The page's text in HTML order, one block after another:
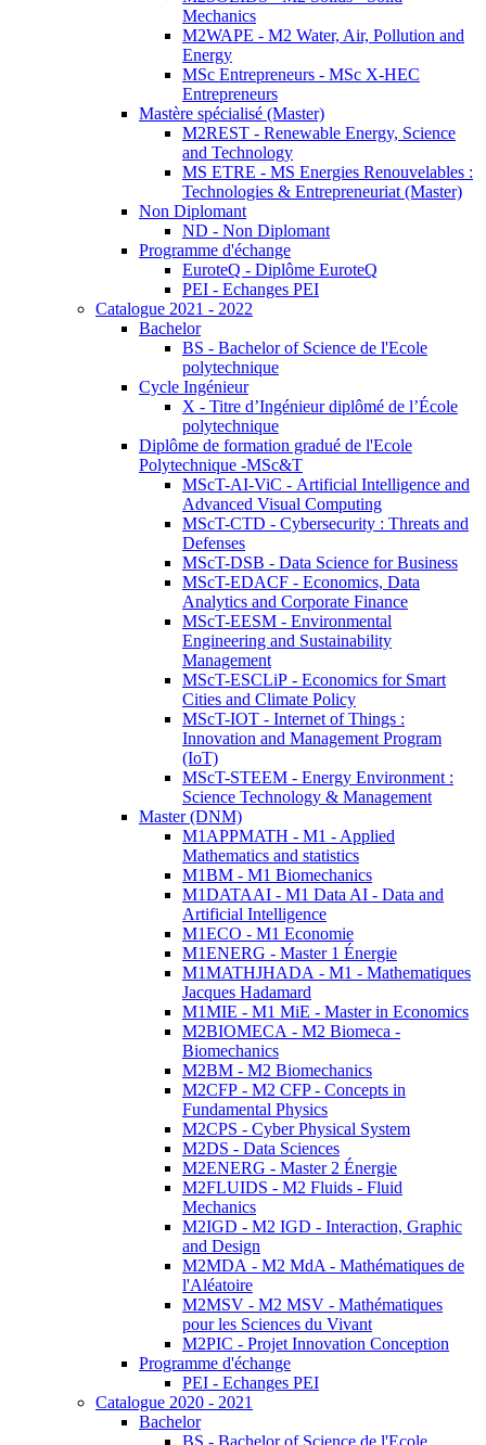
Mechanics
M2WAPE - M2 Water, Air, Pollution and
Energy
MSc Entrepreneurs - MSc X-HEC
Entrepreneurs
Mastère spécialisé (Master)
M2REST - Renewable Energy, Science
and Technology
MS ETRE - MS Energies Renouvelables :
Technologies & Entrepreneuriat (Master)
Non Diplomant
ND - Non Diplomant
Programme d'échange
EuroteQ - Diplôme EuroteQ
PEI - Echanges PEI
Catalogue 2021 - 2022
Bachelor
BS - Bachelor of Science de l'Ecole
polytechnique
Cycle Ingénieur
X - Titre d’Ingénieur diplômé de l’École
polytechnique
Diplôme de formation gradué de l'Ecole
Polytechnique -MSc&T
MScT-AI-ViC - Artificial Intelligence and
Advanced Visual Computing
MScT-CTD - Cybersecurity : Threats and
Defenses
MScT-DSB - Data Science for Business
MScT-EDACF - Economics, Data
Analytics and Corporate Finance
MScT-EESM - Environmental
Engineering and Sustainability
Management
MScT-ESCLiP - Economics for Smart
Cities and Climate Policy
MScT-IOT - Internet of Things :
Innovation and Management Program
(IoT)
MScT-STEEM - Energy Environment :
Science Technology & Management
Master (DNM)
M1APPMATH - M1 - Applied
Mathematics and statistics
M1BM - M1 Biomechanics
M1DATAAI - M1 Data AI - Data and
Artificial Intelligence
M1ECO - M1 Economie
M1ENERG - Master 1 Énergie
M1MATHJHADA - M1 - Mathematiques
Jacques Hadamard
M1MIE - M1 MiE - Master in Economics
M2BIOMECA - M2 Biomeca -
Biomechanics
M2BM - M2 Biomechanics
M2CFP - M2 CFP - Concepts in
Fundamental Physics
M2CPS - Cyber Physical System
M2DS - Data Sciences
M2ENERG - Master 2 Énergie
M2FLUIDS - M2 Fluids - Fluid
Mechanics
M2IGD - M2 IGD - Interaction, Graphic
and Design
M2MDA - M2 MdA - Mathématiques de
l'Aléatoire
M2MSV - M2 MSV - Mathématiques
pour les Sciences du Vivant
M2PIC - Projet Innovation Conception
Programme d'échange
PEI - Echanges PEI
Catalogue 2020 - 2021
Bachelor
BS - Bachelor of Science de l'Ecole